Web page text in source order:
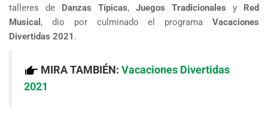
talleres de Danzas Típicas, Juegos Tradicionales y Red
Musical , dio por culminado el programa Vacaciones
Divertidas 2021 .
MIRA TAMBIÉN: Vacaciones Divertidas
2021